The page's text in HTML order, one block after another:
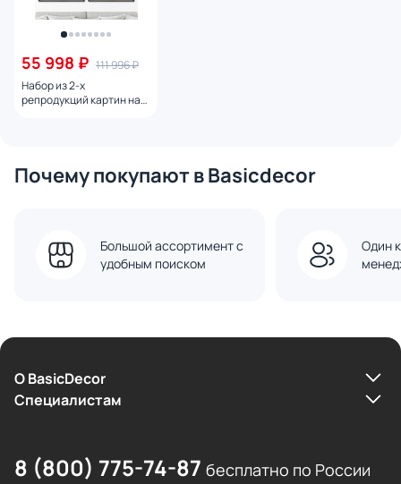
55 998 ₽ 111 996 ₽
Набор из 2-х
репродукций картин на
Почему покупают в Basicdecor
Большой ассортимент с
удобным поиском
Один
О BasicDecor
Cпециалистам
8 (800) 775-74-87 бесплатно по России